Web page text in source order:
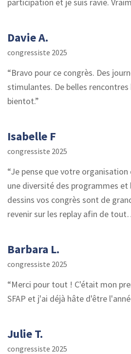
Davie A.
congressiste 2025
Bravo pour ce congrès. Des
stimulantes. De belles rencontres
bientot.
Isabelle F
congressiste 2025
Je pense que votre
une diversité des programmes
dessins vos congrès sont de
revenir sur les replay afin de
Barbara L.
congressiste 2025
Merci pour tout ! C'était mon
SFAP et j'ai déjà hâte d'être
Julie T.
congressiste 2025